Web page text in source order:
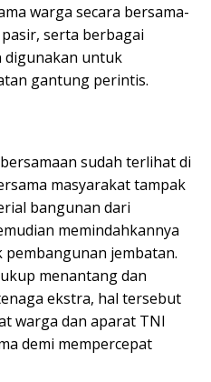
warga secara bersama-
serta berbagai
digunakan untuk
gantung perintis.
sudah terlihat di
masyarakat tampak
bangunan dari
memindahkannya
jembatan.
menantang dan
ekstra, hal tersebut
warga dan aparat TNI
demi mempercepat